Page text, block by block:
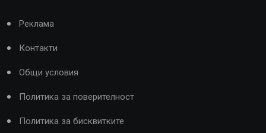
Реклама
Контакти
Общи условия
Политика за поверителност
Политика за бисквитките